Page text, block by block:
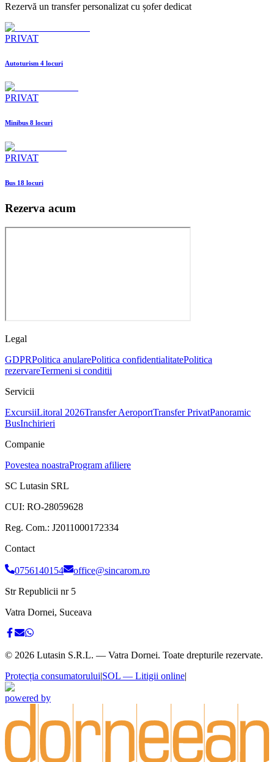
Rezervă un transfer personalizat cu șofer dedicat
PRIVAT
Autoturism 4 locuri
PRIVAT
Minibus 8 locuri
PRIVAT
Bus 18 locuri
Rezerva acum
Legal
GDPRPolitica anularePolitica confidentialitatePolitica
rezervareTermeni si conditii
Servicii
ExcursiiLitoral 2026Transfer AeroportTransfer PrivatPanoramic
BusInchirieri
Companie
Povestea noastraProgram afiliere
SC Lutasin SRL
CUI: RO-28059628
Reg. Com.: J2011000172334
Contact
0756140154
office@sincarom.ro
Str Republicii nr 5
Vatra Dornei, Suceava
© 2026 Lutasin S.R.L. — Vatra Dornei. Toate drepturile rezervate.
Protecția consumatorului|SOL — Litigii online|
powered by